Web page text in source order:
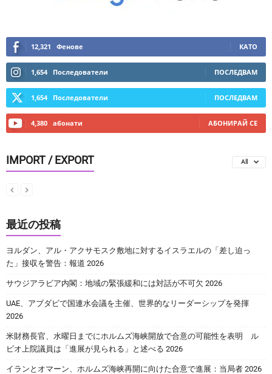
12,321 Фенове КАТО
1,654 Последователи ПОСЛЕДВАМ
1,654 Последователи ПОСЛЕДВАМ
4,380 абонати АБОНИРАЙ СЕ
IMPORT / EXPORT All
最近の投稿
ヨルダン、アル・アクサモスク敷地に対するイスラエルの「差し迫っ
た」接収を警告：報道 2026
サウジアラビア内閣：地域の緊張緩和には対話が不可欠 2026
UAE、アブダビで国連水会議を主催、世界的なリーダーシップを発揮
2026
米財務長官、水曜日までにホルムズ海峡開放で合意の可能性を表明 ル
ビオ上院議員は「進展が見られる」と述べる 2026
イランとオマーン、ホルムズ海峡再開に向けた合意で進展：当局者 2026